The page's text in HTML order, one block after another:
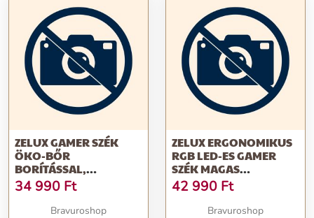
ZELUX GAMER SZÉK
ÖKO-BŐR
BORÍTÁSSAL,
LÁBTARTÓVAL,
KARFÁFAL FEKETE-
34 990 Ft
Bravuroshop
ZELUX ERGONOMIKUS
RGB LED-ES GAMER
SZÉK MAGAS
HÁTTÁMLÁVAL, KÉK-
FEKETE SZÍNBEN,
KRÓM LÁBAKKAL
42 990 Ft
Bravuroshop